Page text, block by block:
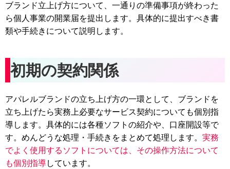
ブランド立上げ方について、一通りの準備事項が終わった
ら個人事業の開業届を提出します。具体的に提出すべき書
類や手続きについて説明します。
初期の契約関係
アパレルブランドの立ち上げ方の一環として、ブランドを
立ち上げたら実務上必要なサービス契約についても個別指
導します。具体的には各種ソフトの紹介や、口座開設等で
す。めんどうな処理・手続きをまとめて処理します。 実務
でよく使用するソフトについては、その操作方法について
も個別指導しています。